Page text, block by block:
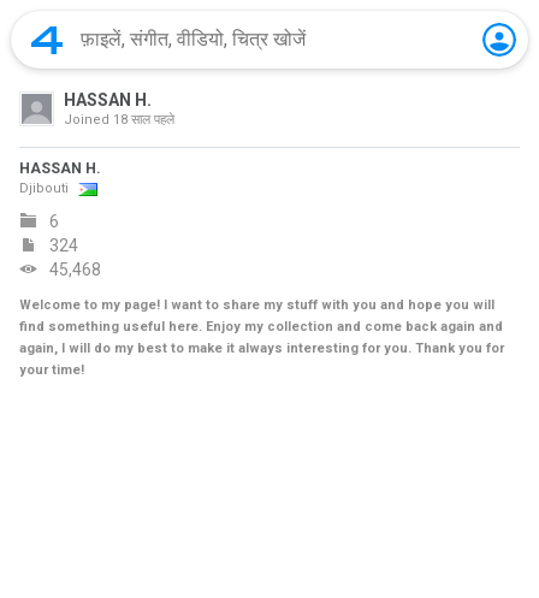
HASSAN H.
Joined 18 साल पहले
HASSAN H.
Djibouti
6
324
45,468
Welcome to my page! I want to share my stuff with you and hope you will
find something useful here. Enjoy my collection and come back again and
again, I will do my best to make it always interesting for you. Thank you for
your time!